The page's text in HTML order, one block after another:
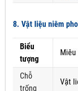
8. Vật liệu niêm
Biểu
tượng
Chỗ
trống
Vật